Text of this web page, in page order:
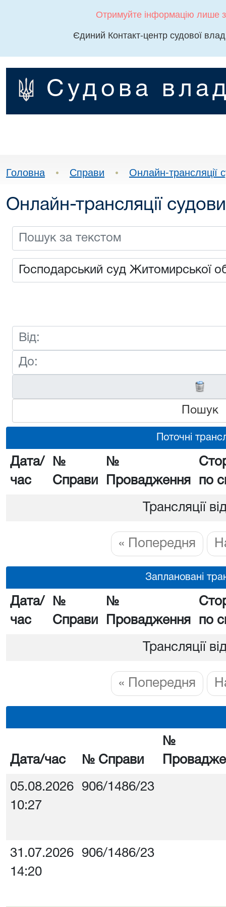
Отримуйте інформацію лише
Єдиний Контакт-центр судової
Судова
Головна • Справи • Онлайн-трансляції
Онлайн-трансляції
Пошук
Поточні
Дата/
час
№
Справи
№
Провадження
по
Трансляції
« Попередня
Заплановані
Дата/
час
№
Справи
№
Провадження
по
Трансляції
« Попередня
Дата/час № Справи
№
05.08.2026
10:27
906/1486/23
31.07.2026
14:20
906/1486/23